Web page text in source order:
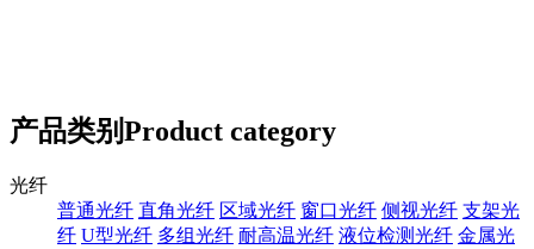
产品类别Product category
光纤
普通光纤 直角光纤 区域光纤 窗口光纤 侧视光纤 支架光
纤 U型光纤 多组光纤 耐高温光纤 液位检测光纤 金属光